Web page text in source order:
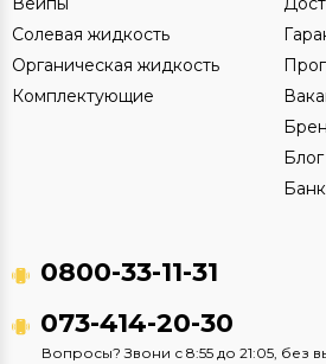
Солевая жидкость
Органическая жидкость
Комплектующие
Блог
0800-33-11-31
073-414-20-30
Вопросы? Звони с 8:55 до 21:05, без